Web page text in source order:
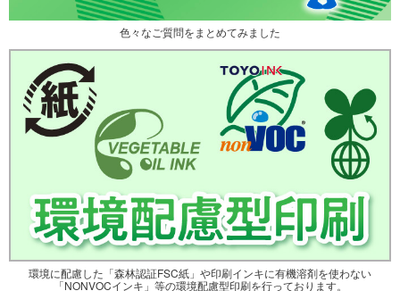
色々なご質問をまとめてみました
環境に配慮した「森林認証FSC紙」や印刷インキに有機溶剤を使わない
「NONVOCインキ」等の環境配慮型印刷を行っております。